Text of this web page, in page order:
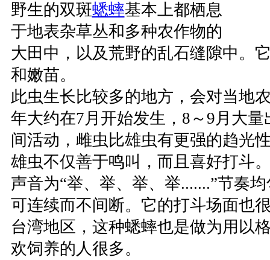
野生的双斑蟋蟀基本上都栖息
于地表杂草丛和多种农作物的
大田中，以及荒野的乱石缝隙中。
和嫩苗。
此虫生长比较多的地方，会对当地
年大约在7月开始发生，8～9月大
间活动，雌虫比雄虫有更强的趋光
雄虫不仅善于鸣叫，而且喜好打斗
声音为“举、举、举、举.......”节奏
可连续而不间断。它的打斗场面也
台湾地区，这种蟋蟀也是做为用以
欢饲养的人很多。